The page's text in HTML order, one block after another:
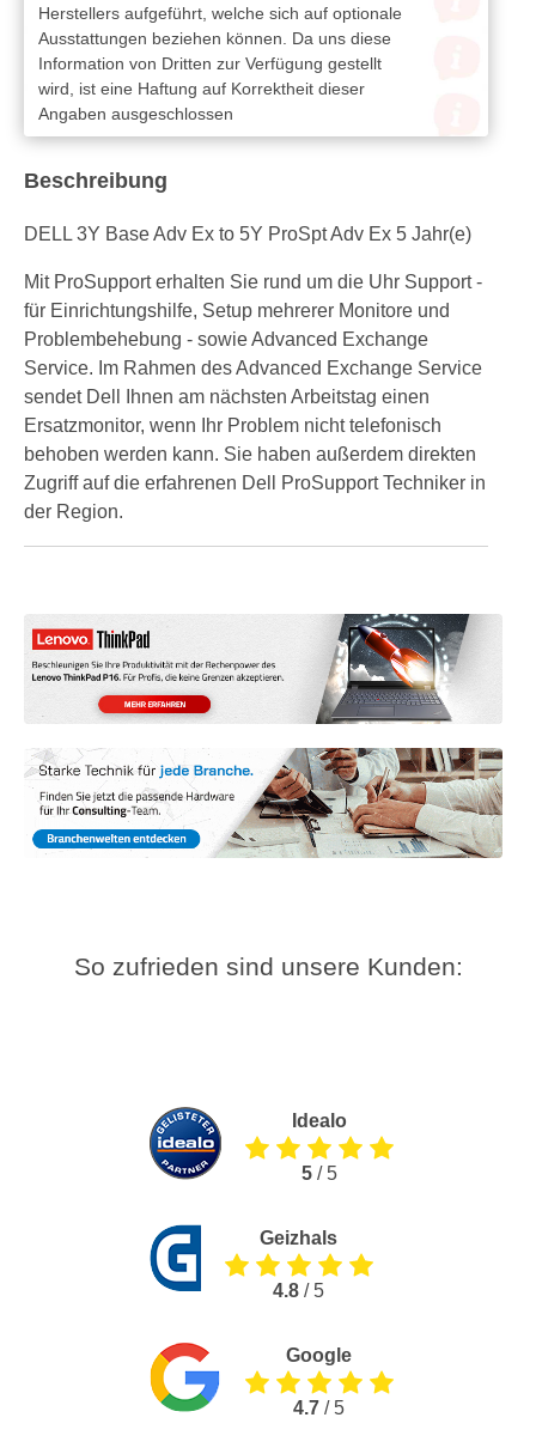
Herstellers aufgeführt, welche sich auf optionale
Ausstattungen beziehen können. Da uns diese
Information von Dritten zur Verfügung gestellt
wird, ist eine Haftung auf Korrektheit dieser
Angaben ausgeschlossen
Beschreibung
DELL 3Y Base Adv Ex to 5Y ProSpt Adv Ex 5 Jahr(e)
Mit ProSupport erhalten Sie rund um die Uhr Support -
für Einrichtungshilfe, Setup mehrerer Monitore und
Problembehebung - sowie Advanced Exchange
Service. Im Rahmen des Advanced Exchange Service
sendet Dell Ihnen am nächsten Arbeitstag einen
Ersatzmonitor, wenn Ihr Problem nicht telefonisch
behoben werden kann. Sie haben außerdem direkten
Zugriff auf die erfahrenen Dell ProSupport Techniker in
der Region.
So zufrieden sind unsere Kunden:
Idealo
5/ 5
Geizhals
4.8 / 5
Google
4.7 / 5